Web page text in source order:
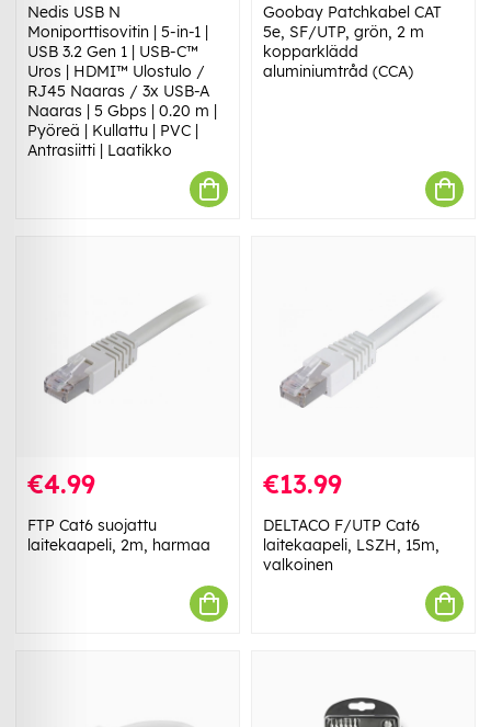
Nedis USB N
Moniporttisovitin | 5-in-1 |
USB 3.2 Gen 1 | USB-C™
Uros | HDMI™ Ulostulo /
RJ45 Naaras / 3x USB-A
Naaras | 5 Gbps | 0.20 m |
Pyöreä | Kullattu | PVC |
Antrasiitti | Laatikko
Goobay Patchkabel CAT
5e, SF/UTP, grön, 2 m
kopparklädd
aluminiumtråd (CCA)
€4.99
FTP Cat6 suojattu
laitekaapeli, 2m, harmaa
€13.99
DELTACO F/UTP Cat6
laitekaapeli, LSZH, 15m,
valkoinen